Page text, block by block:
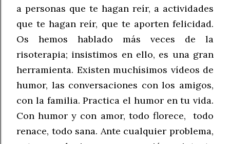
a personas que te hagan reír, a actividades
que te hagan reír, que te aporten felicidad.
Os hemos hablado más veces de la
risoterapia; insistimos en ello, es una gran
herramienta. Existen muchísimos vídeos de
humor, las conversaciones con los amigos,
con la familia. Practica el humor en tu vida.
Con humor y con amor, todo florece, todo
renace, todo sana. Ante cualquier problema,